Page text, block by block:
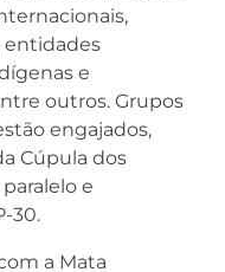
entidades
e
outros. Grupos
engajados,
Cúpula dos
e
30.
a Mata